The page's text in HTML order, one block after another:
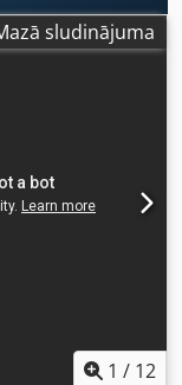
sludinājuma
1 / 12